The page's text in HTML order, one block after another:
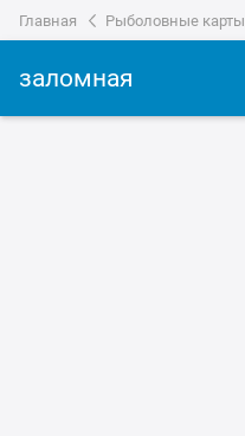
Главная Рыболовные карты
заломная